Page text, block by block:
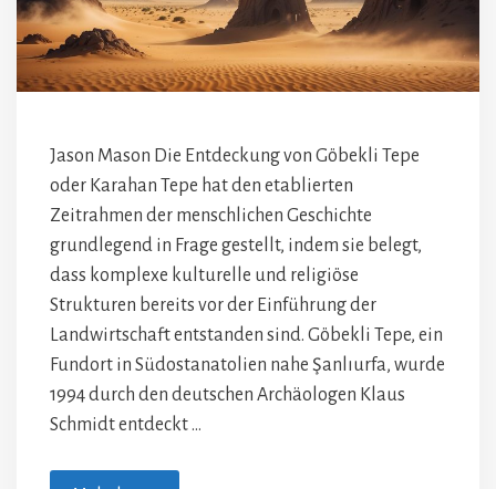
Jason Mason Die Entdeckung von Göbekli Tepe
oder Karahan Tepe hat den etablierten
Zeitrahmen der menschlichen Geschichte
grundlegend in Frage gestellt, indem sie belegt,
dass komplexe kulturelle und religiöse
Strukturen bereits vor der Einführung der
Landwirtschaft entstanden sind. Göbekli Tepe, ein
Fundort in Südostanatolien nahe Şanlıurfa, wurde
1994 durch den deutschen Archäologen Klaus
Schmidt entdeckt …